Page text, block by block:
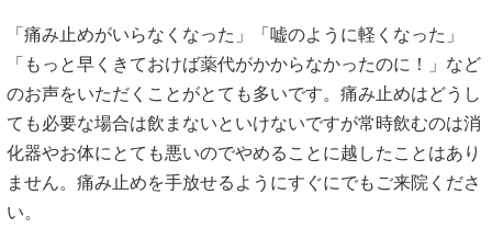
「痛み止めがいらなくなった」「嘘のように軽くなった」
「もっと早くきておけば薬代がかからなかったのに！」など
のお声をいただくことがとても多いです。痛み止めはどうし
ても必要な場合は飲まないといけないですが常時飲むのは消
化器やお体にとても悪いのでやめることに越したことはあり
ません。痛み止めを手放せるようにすぐにでもご来院くださ
い。